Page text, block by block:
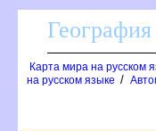
Карта мира на русском
на русском языке /